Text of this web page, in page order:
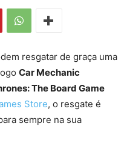
resgatar de graça uma
Car Mechanic
The Board Game
Store, o resgate é
sempre na sua